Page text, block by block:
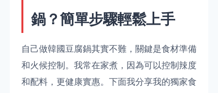
鍋？簡單步驟輕鬆上手
自己做韓國豆腐鍋其實不難，關鍵是食材準備
和火候控制。我常在家煮，因為可以控制辣度
和配料，更健康實惠。下面我分享我的獨家食